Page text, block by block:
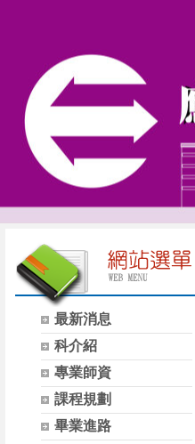
最新消息
科介紹
專業師資
課程規劃
畢業進路